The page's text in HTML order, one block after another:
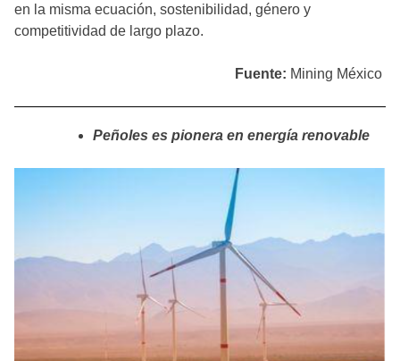
en la misma ecuación, sostenibilidad, género y
competitividad de largo plazo.
Fuente: Mining México
Peñoles es pionera en energía renovable